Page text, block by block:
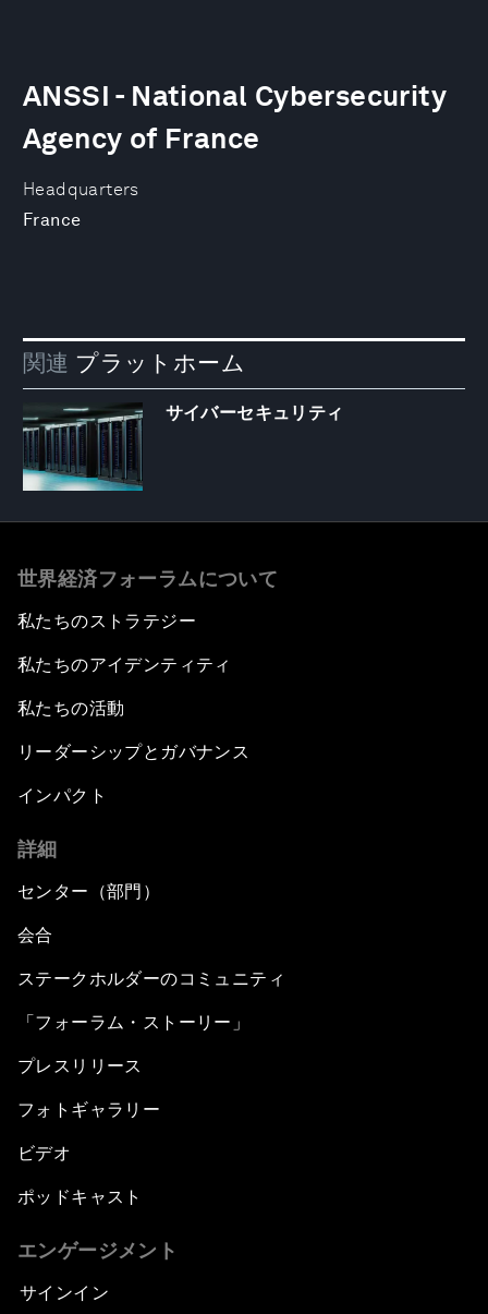
Headquarters
France
ANSSI - National Cybersecurity
Agency of France
関連 プラットホーム
サイバーセキュリティ
世界経済フォーラムについて
私たちのストラテジー
私たちのアイデンティティ
私たちの活動
リーダーシップとガバナンス
インパクト
詳細
センター（部門）
会合
ステークホルダーのコミュニティ
「フォーラム・ストーリー」
プレスリリース
フォトギャラリー
ビデオ
ポッドキャスト
エンゲージメント
サインイン